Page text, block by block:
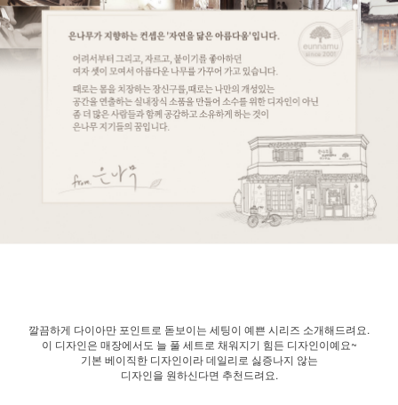
깔끔하게 다이아만 포인트로 돋보이는 세팅이 예쁜 시리즈 소개해드려요.
이 디자인은 매장에서도 늘 풀 세트로 채워지기 힘든 디자인이예요~
기본 베이직한 디자인이라 데일리로 싫증나지 않는
디자인을 원하신다면 추천드려요.